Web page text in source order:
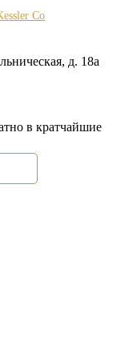
Co
д. 18а
в кратчайшие